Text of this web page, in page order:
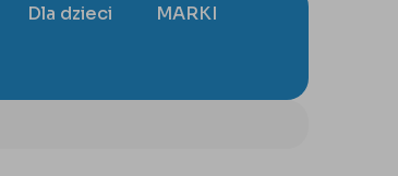
Dla dzieci MARKI